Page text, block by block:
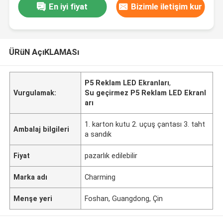
En iyi fiyat Bizimle iletişim kur
ÜRüN AçıKLAMASı
Vurgulamak:
P5 Reklam LED Ekranları,
Su geçirmez P5 Reklam LED Ekranl
arı
Ambalaj bilgileri
1. karton kutu 2. uçuş çantası 3. taht
a sandık
Fiyat pazarlık edilebilir
Marka adı Charming
Menşe yeri Foshan, Guangdong, Çin